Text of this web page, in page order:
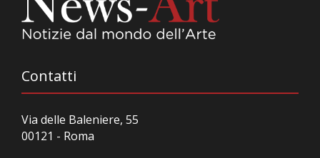
Contatti
Via delle Baleniere, 55
00121 - Roma